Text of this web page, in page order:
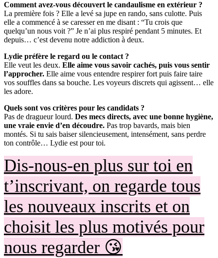
Comment avez-vous découvert le candaulisme en extérieur ?
La première fois ? Elle a levé sa jupe en rando, sans culotte. Puis
elle a commencé à se caresser en me disant : “Tu crois que
quelqu’un nous voit ?” Je n’ai plus respiré pendant 5 minutes. Et
depuis… c’est devenu notre addiction à deux.
Lydie préfère le regard ou le contact ?
Elle veut les deux. Elle aime vous savoir cachés, puis vous sentir
l’approcher. Elle aime vous entendre respirer fort puis faire taire
vos souffles dans sa bouche. Les voyeurs discrets qui agissent… elle
les adore.
Quels sont vos critères pour les candidats ?
Pas de dragueur lourd. Des mecs directs, avec une bonne hygiène,
une vraie envie d’en découdre. Pas trop bavards, mais bien
montés. Si tu sais baiser silencieusement, intensément, sans perdre
ton contrôle… Lydie est pour toi.
Dis-nous-en plus sur toi en
t’inscrivant, on regarde tous
les nouveaux inscrits et on
choisit les plus motivés pour
nous regarder 😘